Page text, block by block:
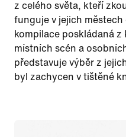
z celého světa, kteří
funguje v jejich městech
kompilace poskládaná
místních scén a
představuje výběr z
byl zachycen v tištěné